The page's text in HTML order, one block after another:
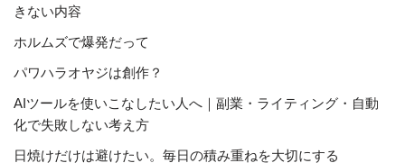
きない内容
ホルムズで爆発だって
パワハラオヤジは創作？
AIツールを使いこなしたい人へ｜副業・ライティング・自動
化で失敗しない考え方
日焼けだけは避けたい。毎日の積み重ねを大切にする